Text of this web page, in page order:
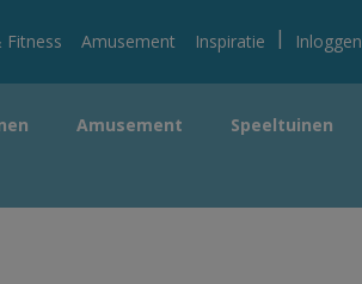
Fitness Amusement Inspiratie | Inloggen
Amusement
Speeltuinen